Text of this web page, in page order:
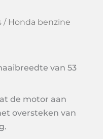
/ Honda benzine
van 53
de motor aan
oversteken van